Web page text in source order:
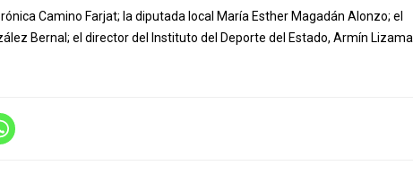
Camino Farjat; la diputada local María Esther Magadán Alonzo; el
Bernal; el director del Instituto del Deporte del Estado, Armín Lizama